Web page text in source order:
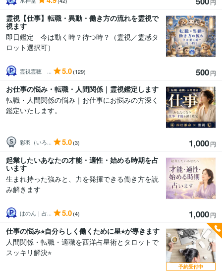
円
霊視【仕事】転職・異動・働き方の流れを霊視で
視ます
即日鑑定 今は動く時？待つ時？（霊視／霊感タ
ロット選択可）
霊視霊聴 ... 5.0(129) 500円
お仕事の悩み・転職・人間関係｜霊視鑑定します
転職・人間関係の悩み｜お仕事にお悩みの方深く
鑑定いたします。
彩羽（いろ... 5.0(3) 1,000円
起業したいあなたの才能・適性・始める時期を占
います
生まれ持った強みと、力を発揮できる働き方を読
み解きます
はのん｜占... 5.0(4) 1,000円
仕事の悩み⭐︎自分らしく働くために星⭐︎が導きます
人間関係・転職・適職を西洋占星術とタロットで
スッキリ解決⭐︎
予約受付中